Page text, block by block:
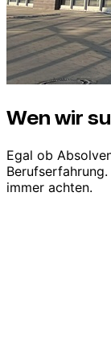
Wen wir
Egal ob
immer achten.